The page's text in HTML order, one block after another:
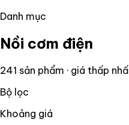
Danh mục
Nồi cơm điện
241 sản phẩm · giá thấp
Bộ lọc
Khoảng giá